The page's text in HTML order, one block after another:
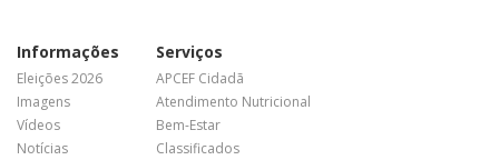
Informações
Eleições 2026
Imagens
Vídeos
Notícias
Serviços
APCEF Cidadã
Atendimento Nutricional
Bem-Estar
Classificados